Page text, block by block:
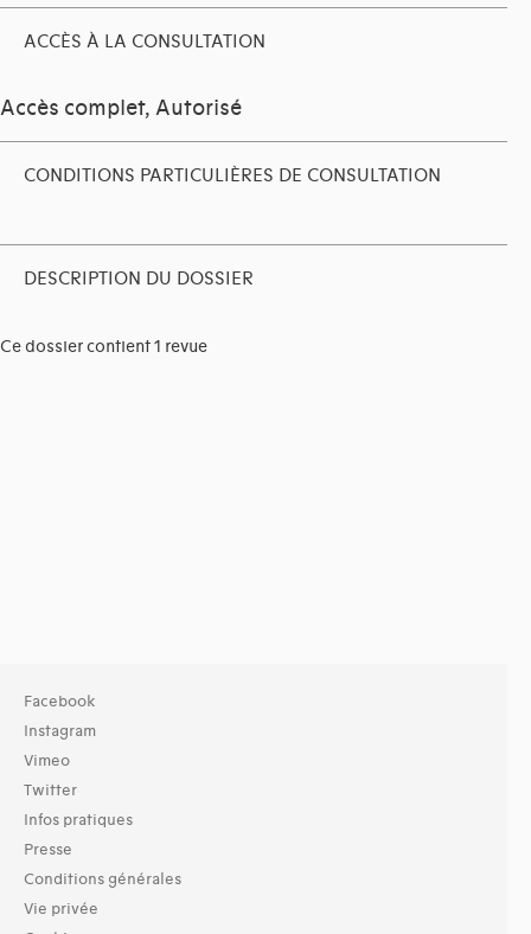
ACCÈS À LA CONSULTATION
Accès complet, Autorisé
CONDITIONS PARTICULIÈRES DE CONSULTATION
DESCRIPTION DU DOSSIER
Ce dossier contient 1 revue
Facebook
Instagram
Vimeo
Twitter
Infos pratiques
Presse
Conditions générales
Vie privée